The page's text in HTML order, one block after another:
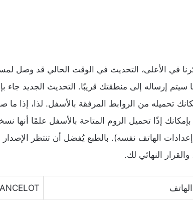
في الأعلى، التحديث في الوقت الحالي قد وصل
تحميله من الروابط المرفقة بالأسفل. لذا، إذا
بإمكانك إذًا تحميل الروم المتاحة بالأسفل علمًا أنها
الهاتف نفسه). بالطبع يُفضل أن تنتظر الإصدار
والقرار النهائي لك.